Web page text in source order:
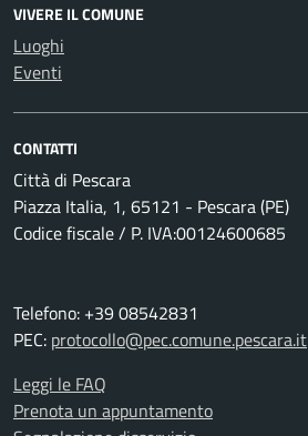
VIVERE IL COMUNE
Luoghi
Eventi
CONTATTI
Città di Pescara
Piazza Italia, 1, 65121 - Pescara (PE)
Codice fiscale / P. IVA:00124600685
Telefono: +39 08542831
PEC: protocollo@pec.comune.pescara.it
Leggi le FAQ
Prenota un appuntamento